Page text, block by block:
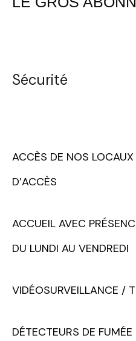
Sécurité
ACCÈS DE NOS
D’ACCÈS
ACCUEIL AVEC
DU LUNDI AU VENDREDI
VIDÉOSURVEILLANCE /
DÉTECTEURS DE FUMÉE